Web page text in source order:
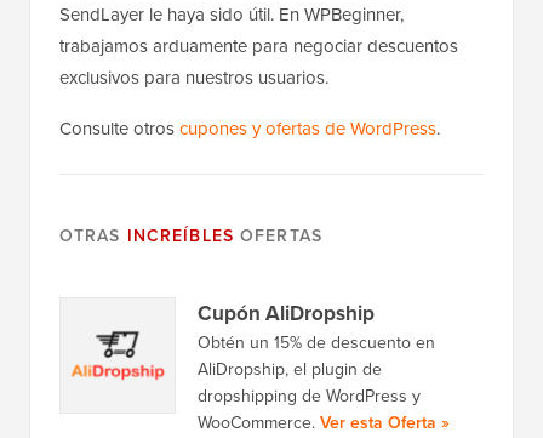
SendLayer le haya sido útil. En WPBeginner,
trabajamos arduamente para negociar descuentos
exclusivos para nuestros usuarios.
Consulte otroscupones y ofertas de WordPress.
OTRAS INCREÍBLES OFERTAS
Cupón AliDropship
Obtén un 15% de descuento en
AliDropship, el plugin de
dropshipping de WordPress y
WooCommerce.Ver esta Oferta »